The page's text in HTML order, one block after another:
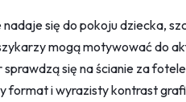
się do pokoju dziecka,
mogą motywować do
się na ścianie za
format i wyrazisty kontrast